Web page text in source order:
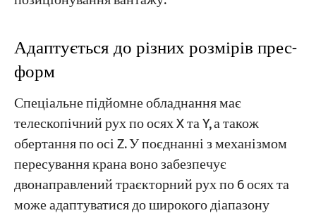
Адаптується до різних розмірів прес-
форм
Спеціальне підйомне обладнання має
телескопічний рух по осях X та Y, а також
обертання по осі Z. У поєднанні з механізмом
пересування крана воно забезпечує
двонаправлений траєкторний рух по 6 осях та
може адаптуватися до широкого діапазону